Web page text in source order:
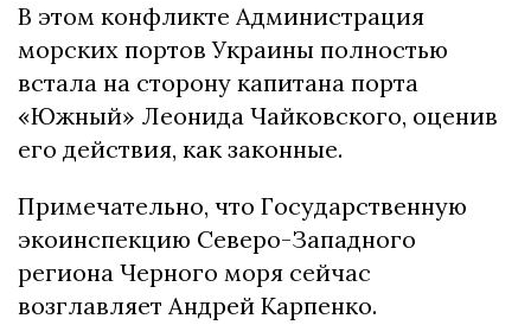
В этом конфликте Администрация
морских портов Украины полностью
встала на сторону капитана порта
«Южный» Леонида Чайковского, оценив
его действия, как законные.
Примечательно, что Государственную
экоинспекцию Северо-Западного
региона Черного моря сейчас
возглавляет Андрей Карпенко.